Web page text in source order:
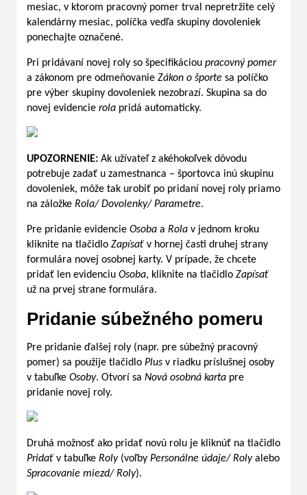
mesiac, v ktorom pracovný pomer trval nepretržite celý
kalendárny mesiac, políčka vedľa skupiny dovoleniek
ponechajte označené.
Pri pridávaní novej roly so špecifikáciou pracovný pomer
a zákonom pre odmeňovanie Zákon o športe sa políčko
pre výber skupiny dovoleniek nezobrazí. Skupina sa do
novej evidencie rola pridá automaticky.
UPOZORNENIE: Ak užívateľ z akéhokoľvek dôvodu
potrebuje zadať u zamestnanca – športovca inú skupinu
dovoleniek, môže tak urobiť po pridaní novej roly priamo
na záložke Rola/ Dovolenky/ Parametre.
Pre pridanie evidencie Osoba a Rola v jednom kroku
kliknite na tlačidlo Zapísať v hornej časti druhej strany
formulára novej osobnej karty. V prípade, že chcete
pridať len evidenciu Osoba, kliknite na tlačidlo Zapísať
už na prvej strane formulára.
Pridanie súbežného pomeru
Pre pridanie ďalšej roly (napr. pre súbežný pracovný
pomer) sa použije tlačidlo Plus v riadku príslušnej osoby
v tabuľke Osoby. Otvorí sa Nová osobná karta pre
pridanie novej roly.
Druhá možnosť ako pridať novú rolu je kliknúť na tlačidlo
Pridať v tabuľke Roly (voľby Personálne údaje/ Rolyalebo
Spracovanie miezd/ Roly).